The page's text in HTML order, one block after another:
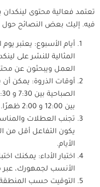
تعتمد فعالية محتوى
فيه. إليك بعض النصائح حول
أيام الأسبوع: يعتبر يوم
المثالية للنشر على
العمل ويبحثون عن
أوقات الذروة: يمكن
بين 12:00 و 2:00 ظهرًا.
تجنب العطلات
يكون التفاعل أقل من
الأيام.
اختبار الأداء: يمكنك
الأنسب لجمهورك، عبر
التوقيت حسب المنطقة